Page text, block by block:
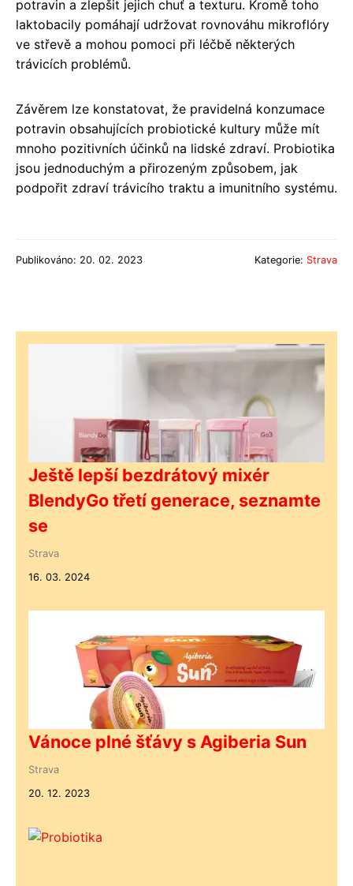
potravin a zlepšit jejich chuť a texturu. Kromě toho
laktobacily pomáhají udržovat rovnováhu mikroflóry
ve střevě a mohou pomoci při léčbě některých
trávicích problémů.
Závěrem lze konstatovat, že pravidelná konzumace
potravin obsahujících probiotické kultury může mít
mnoho pozitivních účinků na lidské zdraví. Probiotika
jsou jednoduchým a přirozeným způsobem, jak
podpořit zdraví trávicího traktu a imunitního systému.
Publikováno: 20. 02. 2023 Kategorie: Strava
Ještě lepší bezdrátový mixér
BlendyGo třetí generace, seznamte
se
Strava
16. 03. 2024
Vánoce plné šťávy s Agiberia Sun
Strava
20. 12. 2023